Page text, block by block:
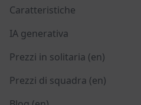
Caratteristiche
IA generativa
Prezzi in solitaria (en)
Prezzi di squadra (en)